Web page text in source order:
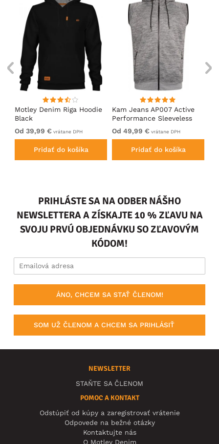
Motley Denim Riga Hoodie
Black
Od 39,99 € vrátane DPH
Pridať do košíka
Kam Jeans AP007 Active
Performance Sleeveless
Hoody Grey
Od 49,99 € vrátane DPH
Pridať do košíka
PRIHLÁSTE SA NA ODBER NÁŠHO
NEWSLETTERA A ZÍSKAJTE 10 % ZĽAVU NA
SVOJU PRVÚ OBJEDNÁVKU SO ZĽAVOVÝM
KÓDOM!
ÁNO, CHCEM SA STAŤ ČLENOM!
SOM UŽ ČLENOM A CHCEM SA PRIHLÁSIŤ
NEWSLETTER
STAŇTE SA ČLENOM
POMOC A KONTAKT
Odstúpiť od kúpy a zaregistrovať vrátenie
Odpovede na bežné otázky
Kontaktujte nás
O Motley Denim